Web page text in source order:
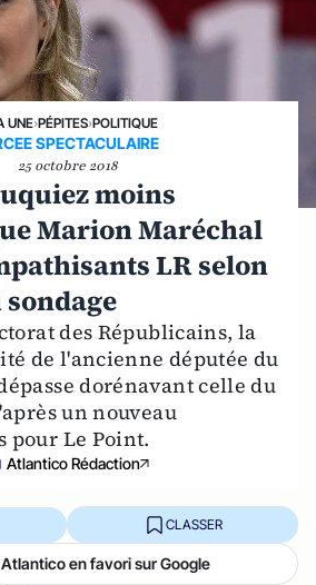
UNE›PÉPITES›POLITIQUE
SPECTACULAIRE
25 octobre 2018
moins
Marion Maréchal
LR selon
des Républicains, la
de l'ancienne députée du
dorénavant celle du
un nouveau
pour Le Point.
Atlantico Rédaction
CLASSER
en favori sur Google